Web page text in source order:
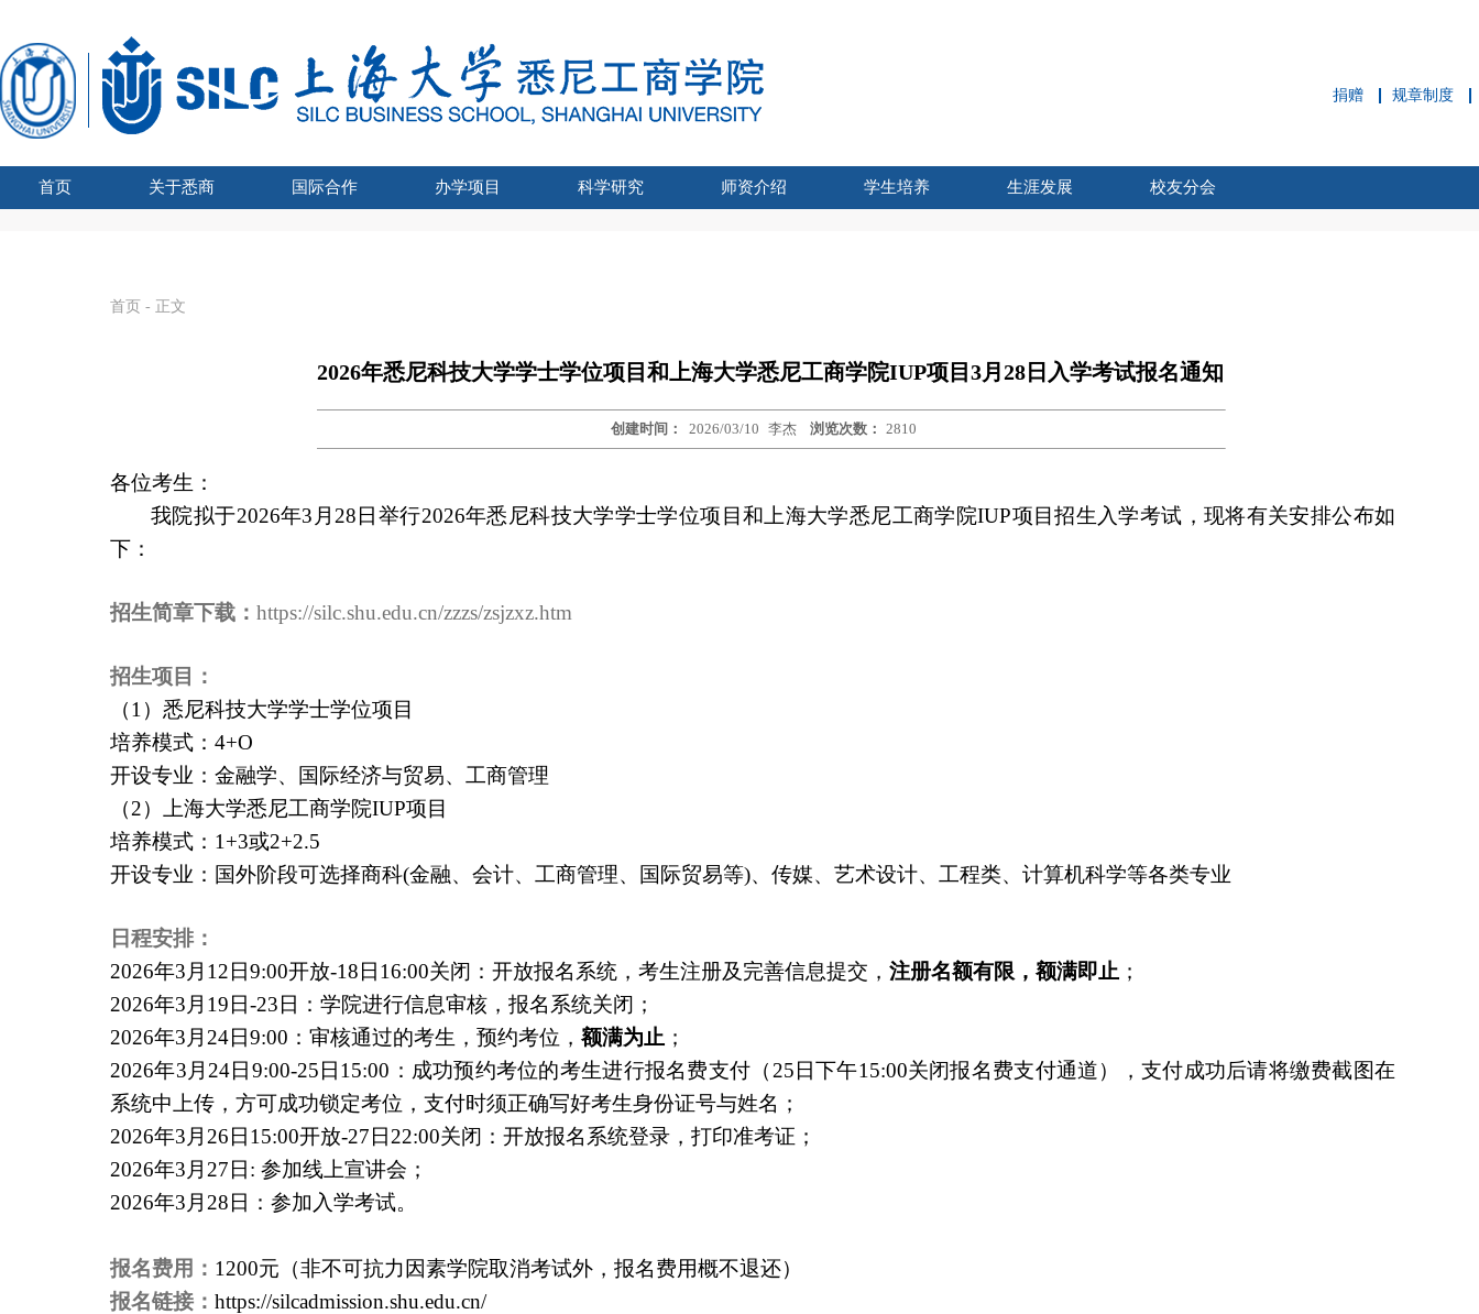
捐赠 规章制度
首页 关于悉商 国际合作 办学项目 科学研究 师资介绍 学生培养 生涯发展 校友分会
首页 - 正文
2026年悉尼科技大学学士学位项目和上海大学悉尼工商学院IUP项目3月28日入学考试报名通知
创建时间： 2026/03/10 李杰 浏览次数： 2810
各位考生：
我院拟于2026年3 月 28 日举行2026年悉尼科技大学学士学位项目和上海大学悉尼工商学院IUP项目招生入学考试，现将有关安排公布如
下：
招生简章下载： https://silc.shu.edu.cn/zzzs/zsjzxz.htm
招生项目：
（1 ）悉尼科技大学学士学位项目
培养模式： 4+O
开设专业：金融学、国际经济与贸易、工商管理
（2）上海大学悉尼工商学院IUP项目
培养模式： 1+3或2+2.5
开设专业：国外阶段可选择商科(金融、会计、工商管理、国际贸易等)、传媒、艺术设计、工程类、计算机科学等各类专业
日程安排：
2026年3 月 12 日9:00开放-18 日 16:00关闭：开放报名系统，考生注册及完善信息提交， 注册名额有限，额满即止 ；
2026年3 月 19 日-23 日：学院进行信息审核，报名系统关闭；
2026年3 月 24日9:00 ：审核通过的考生，预约考位， 额满为止 ；
2026年3 月 24日 9:00-25 日 15:00 ：成功预约考位的考生进行报名费支付（ 25 日下午15:00关闭报名费支付通道），支付成功后请将缴费截图在
系统中上传，方可成功锁定考位，支付时须正确写好考生身份证号与姓名；
2026年3 月 26 日 15:00开放-27 日 22:00关闭：开放报名系统登录，打印准考证；
2026年3 月 27 日 : 参加线上宣讲会；
2026年3 月 28 日：参加入学考试。
报名费用： 1200元（非不可抗力因素学院取消考试外，报名费用概不退还）
报名链接： https://silcadmission.shu.edu.cn/